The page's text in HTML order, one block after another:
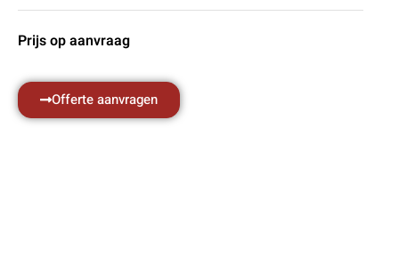
Prijs op aanvraag
Offerte aanvragen